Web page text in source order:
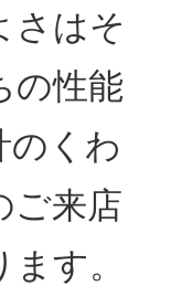
さはそ
の性能
のくわ
ご来店
す。